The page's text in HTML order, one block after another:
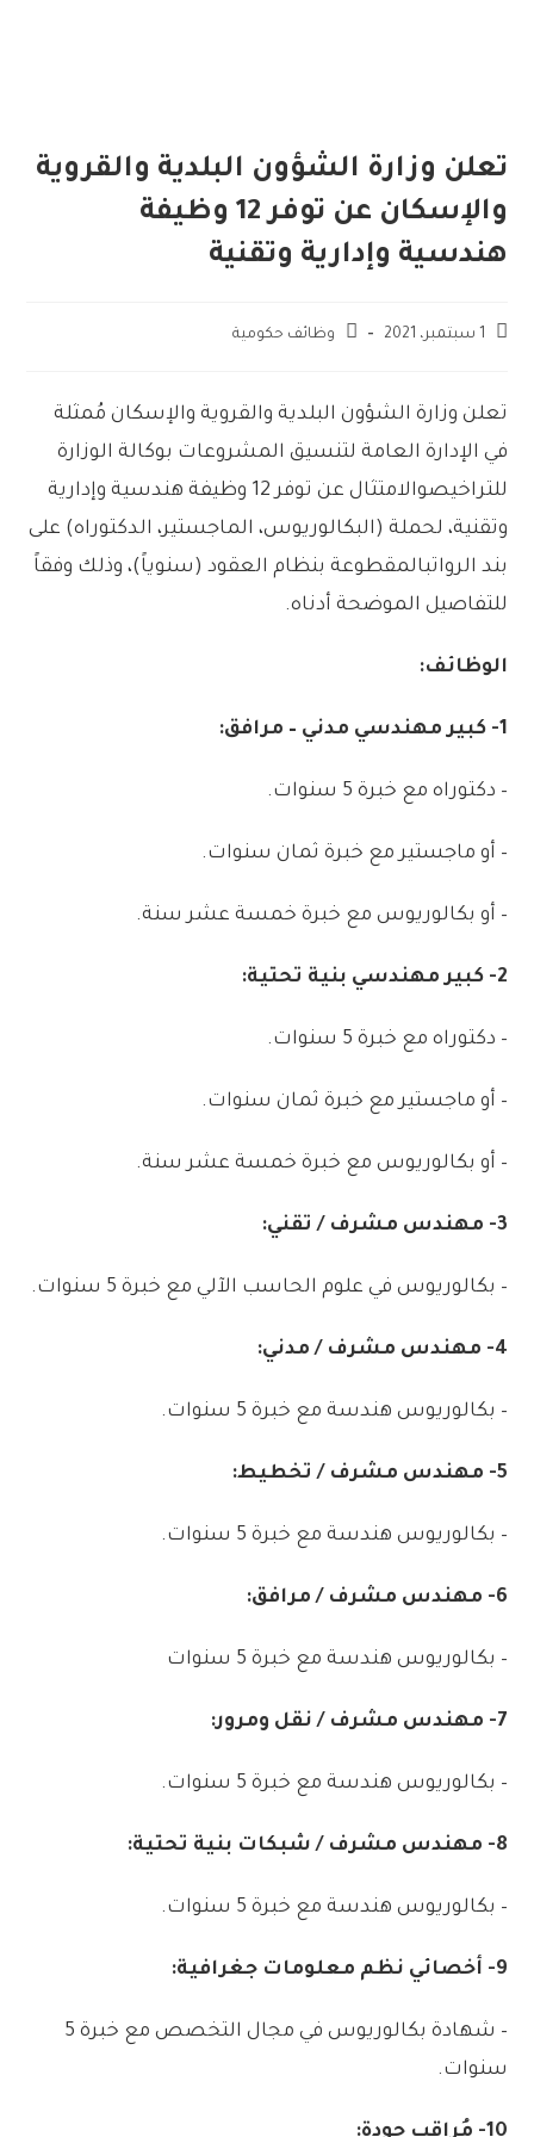
تعلن وزارة الشؤون البلدية والقروية
والإسكان عن توفر 12 وظيفة
هندسية وإدارية وتقنية
1 سبتمبر، 2021 وظائف حكومية
تعلن وزارة الشؤون البلدية والقروية والإسكان مُمثلة
في الإدارة العامة لتنسيق المشروعات بوكالة الوزارة
للتراخيصوالامتثال عن توفر وظيفة هندسية وإدارية
وتقنية، لحملة ( البكالوريوس، الماجستير، الدكتوراه) على
بند الرواتبالمقطوعة بنظام العقود ( سنوياً)، وذلك وفقاً
للتفاصيل الموضحة أدناه.
الوظائف:
1- كبير مهندسي مدني – مرافق:
– دكتوراه مع خبرة سنوات.
– أو ماجستير مع خبرة ثمان سنوات.
– أو بكالوريوس مع خبرة خمسة عشر سنة.
2- كبير مهندسي بنية تحتية:
– دكتوراه مع خبرة سنوات.
– أو ماجستير مع خبرة ثمان سنوات.
– أو بكالوريوس مع خبرة خمسة عشر سنة.
3- مهندس مشرف / تقني:
– بكالوريوس في علوم الحاسب الآلي مع خبرة سنوات.
4- مهندس مشرف / مدني:
– بكالوريوس هندسة مع خبرة سنوات.
5- مهندس مشرف / تخطيط:
– بكالوريوس هندسة مع خبرة سنوات.
6- مهندس مشرف / مرافق:
– بكالوريوس هندسة مع خبرة سنوات
7- مهندس مشرف / نقل ومرور:
– بكالوريوس هندسة مع خبرة سنوات.
8- مهندس مشرف / شبكات بنية تحتية:
– بكالوريوس هندسة مع خبرة سنوات.
9- أخصائي نظم معلومات جغرافية:
– شهادة بكالوريوس في مجال التخصص مع خبرة
سنوات.
10- مُراقب جودة: